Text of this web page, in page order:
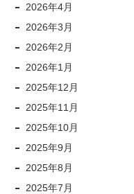
2026年4月
2026年3月
2026年2月
2026年1月
2025年12月
2025年11月
2025年10月
2025年9月
2025年8月
2025年7月